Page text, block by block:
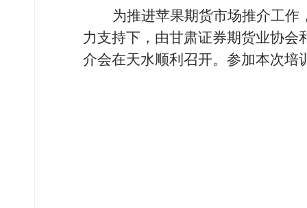
为推进苹果期货市场推介工
力支持下，由甘肃证券期货业协
介会在天水顺利召开。参加本次培